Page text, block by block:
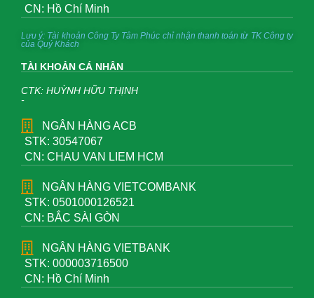
CN: Hồ Chí Minh
Lưu ý: Tài khoản Công Ty Tâm Phúc chỉ nhận thanh toán từ TK Công ty
của Quý Khách
TÀI KHOẢN CÁ NHÂN
CTK: HUỲNH HỮU THỊNH
-
NGÂN HÀNG ACB
STK: 30547067
CN: CHAU VAN LIEM HCM
NGÂN HÀNG VIETCOMBANK
STK: 0501000126521
CN: BẮC SÀI GÒN
NGÂN HÀNG VIETBANK
STK: 000003716500
CN: Hồ Chí Minh